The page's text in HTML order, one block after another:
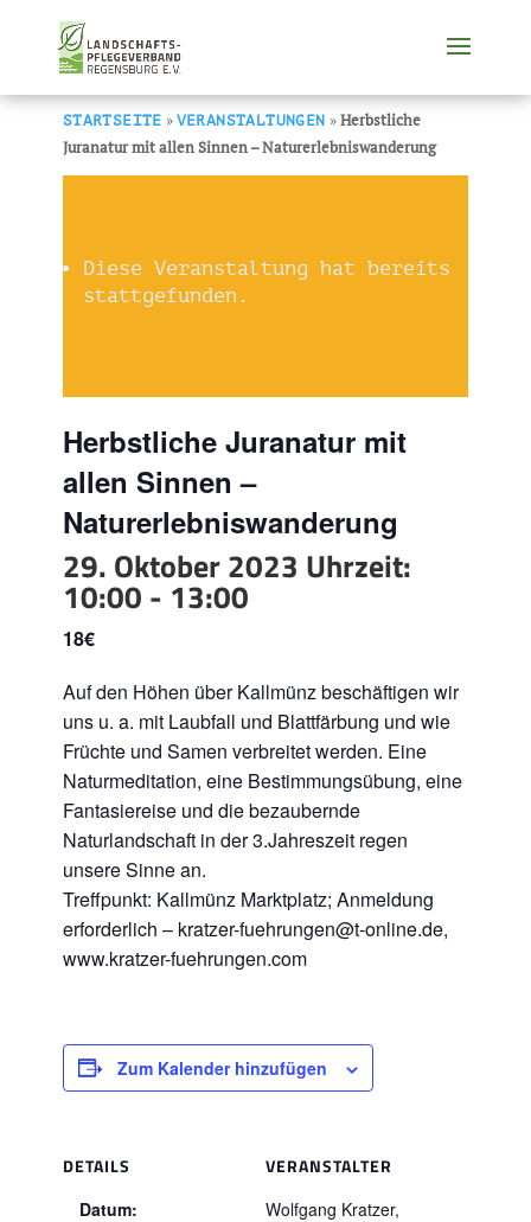
STARTSEITE » VERANSTALTUNGEN »Herbstliche
Juranatur mit allen Sinnen – Naturerlebniswanderung
Diese Veranstaltung hat bereits
stattgefunden.
Herbstliche Juranatur mit
allen Sinnen –
Naturerlebniswanderung
29. Oktober 2023 Uhrzeit:
10:00 - 13:00
18€
Auf den Höhen über Kallmünz beschäftigen wir
uns u. a. mit Laubfall und Blattfärbung und wie
Früchte und Samen verbreitet werden. Eine
Naturmeditation, eine Bestimmungsübung, eine
Fantasiereise und die bezaubernde
Naturlandschaft in der 3.Jahreszeit regen
unsere Sinne an.
Treffpunkt: Kallmünz Marktplatz; Anmeldung
erforderlich – kratzer-fuehrungen@t-online.de,
www.kratzer-fuehrungen.com
Zum Kalender hinzufügen
DETAILS
Datum:
VERANSTALTER
Wolfgang Kratzer,